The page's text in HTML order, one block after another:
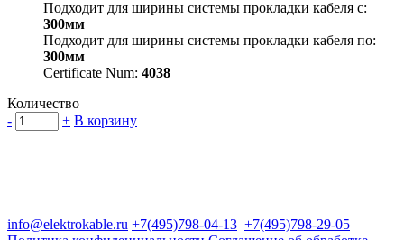
Подходит для ширины системы прокладки кабеля с:
300мм
Подходит для ширины системы прокладки кабеля по:
300мм
Certificate Num: 4038
Количество
-
+ В корзину
info@elektrokable.ru +7(495)798-04-13 +7(495)798-29-05